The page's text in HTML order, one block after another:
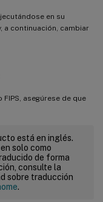
en su
a continuación, cambiar
FIPS, asegúrese de que
está en inglés.
solo como
de forma
consulte la
sobre traducción
.